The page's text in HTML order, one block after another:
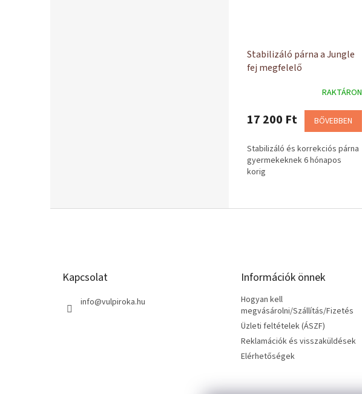
Stabilizáló párna a Jungle
fej megfelelő
RAKTÁRON
17 200 Ft BŐVEBBEN
Stabilizáló és korrekciós párna
gyermekeknek 6 hónapos
korig
Kapcsolat
info@vulpiroka.hu
Információk önnek
Hogyan kell
megvásárolni/Szállítás/Fizetés
Üzleti feltételek (ÁSZF)
Reklamációk és visszaküldések
Elérhetőségek